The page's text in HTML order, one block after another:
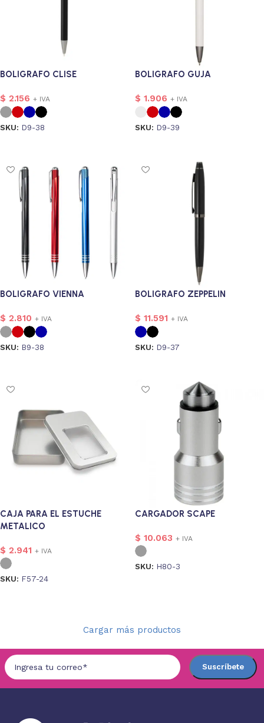
BOLIGRAFO CLISE
$ 2.156 + IVA
SKU: D9-38
BOLIGRAFO GUJA
$ 1.906 + IVA
SKU: D9-39
BOLIGRAFO VIENNA
$ 2.810 + IVA
SKU: B9-38
BOLIGRAFO ZEPPELIN
$ 11.591 + IVA
SKU: D9-37
CAJA PARA EL ESTUCHE
METALICO
$ 2.941 + IVA
SKU: F57-24
CARGADOR SCAPE
$ 10.063 + IVA
SKU: H80-3
Cargar más productos